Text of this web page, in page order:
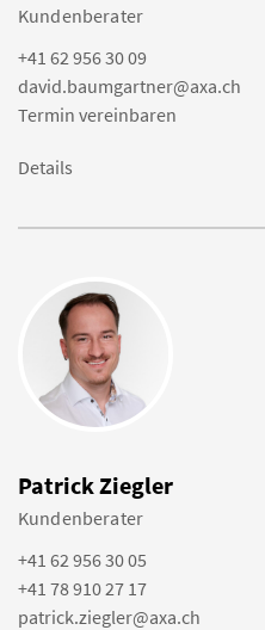
Kundenberater
+41 62 956 30 09
david.baumgartner@axa.ch
Termin vereinbaren
Details
Patrick Ziegler
Kundenberater
+41 62 956 30 05
+41 78 910 27 17
patrick.ziegler@axa.ch